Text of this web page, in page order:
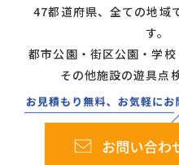
47都道府県、全ての地域
す。
都市公園・街区公園・学校
その他施設の遊具点